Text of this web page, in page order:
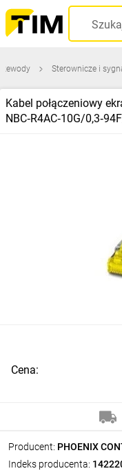
Sterownicze i
Kabel połączeniowy
NBC‑R4AC‑10G/
Producent: PHOENIX
Indeks producenta:
Cena: